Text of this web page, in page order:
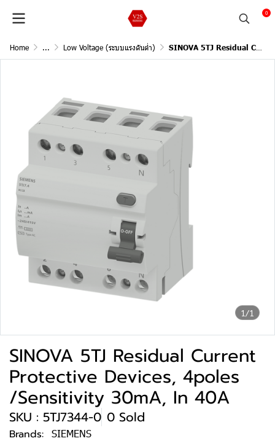
0
Home ... Low Voltage (ระบบแรงดันต่ำ) SINOVA 5TJ Residual Current Protective Devices, 4poles /Sensitivity 30mA, In 40A
1/1
SINOVA 5TJ Residual Current
Protective Devices, 4poles
/Sensitivity 30mA, In 40A
SKU : 5TJ7344-0 0 Sold
Brands: SIEMENS